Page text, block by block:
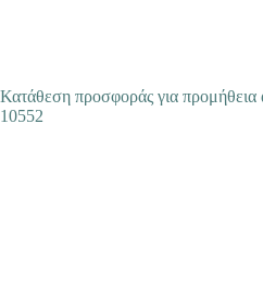
Κατάθεση προσφοράς για προμήθεια
10552